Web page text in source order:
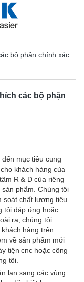
bộ phận chính xác
các bộ phận
mục tiêu cung
khách hàng của
R & D của riêng
phẩm. Chúng tôi
soát chất lượng tiêu
tôi đáp ứng hoặc
ra, chúng tôi
hàng trên
về sản phẩm mới
tiện cnc hoặc công
tôi.
lan sang các vùng